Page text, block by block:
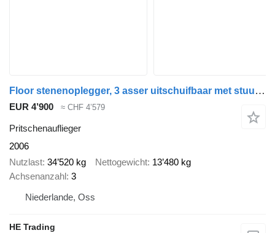
Floor stenenoplegger, 3 asser uitschuifbaar met stuuras en liftas
EUR 4’900 ≈ CHF 4’579
Pritschenauflieger
2006
Nutzlast 34’520 kg Nettogewicht 13’480 kg
Achsenanzahl 3
Niederlande, Oss
HE Trading